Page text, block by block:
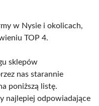
w Nysie i okolicach,
TOP 4.
sklepów
nas starannie
poniższą listę.
najlepiej odpowiadające